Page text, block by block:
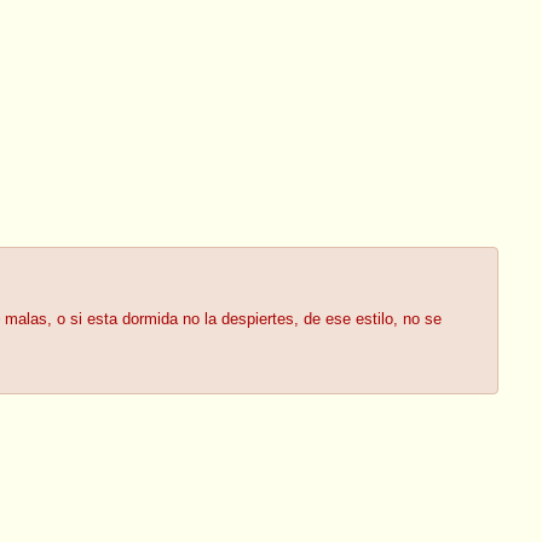
o si esta dormida no la despiertes, de ese estilo, no se